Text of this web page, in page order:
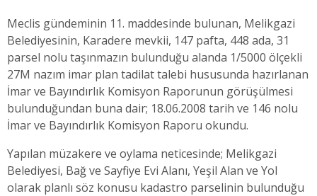
Meclis gündeminin 11. maddesinde bulunan, Melikgazi
Belediyesinin, Karadere mevkii, 147 pafta, 448 ada, 31
parsel nolu taşınmazın bulunduğu alanda 1/5000 ölçekli
27M nazım imar plan tadilat talebi hususunda hazırlanan
İmar ve Bayındırlık Komisyon Raporunun görüşülmesi
bulunduğundan buna dair; 18.06.2008 tarih ve 146 nolu
İmar ve Bayındırlık Komisyon Raporu okundu.
Yapılan müzakere ve oylama neticesinde; Melikgazi
Belediyesi, Bağ ve Sayfiye Evi Alanı, Yeşil Alan ve Yol
olarak planlı söz konusu kadastro parselinin bulunduğu